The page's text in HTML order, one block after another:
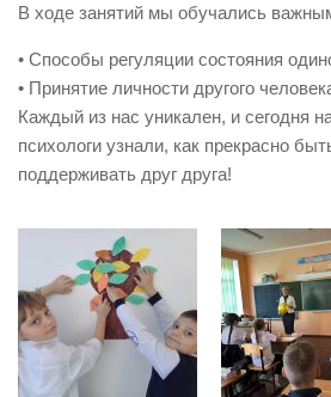
В ходе занятий мы обучались
• Способы регуляции состояния
• Принятие личности другого
Каждый из нас уникален, и сегодня
психологи узнали, как прекрасно
поддерживать друг друга!